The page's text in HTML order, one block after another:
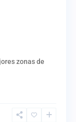
zonas de